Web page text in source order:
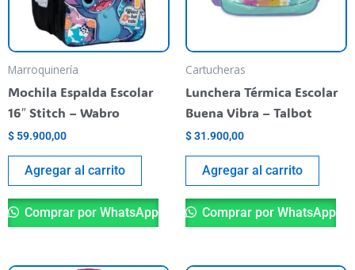
Marroquinería
Mochila Espalda Escolar
16″ Stitch – Wabro
$ 59.900,00
Agregar al carrito
Comprar por WhatsApp
Cartucheras
Lunchera Térmica Escolar
Buena Vibra – Talbot
$31.900,00
Agregar al carrito
Comprar por WhatsApp